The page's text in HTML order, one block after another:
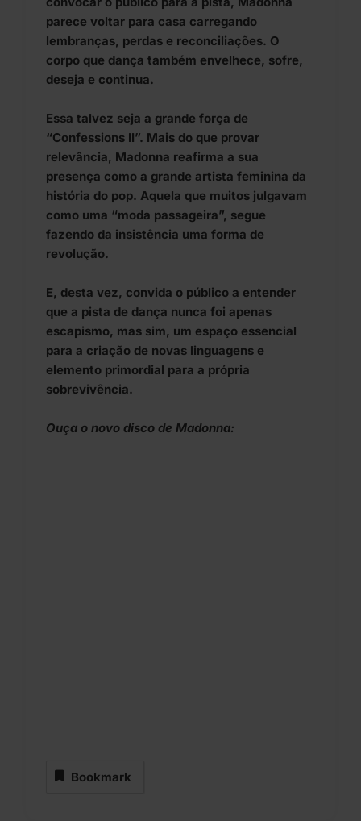
parece voltar para casa carregando
lembranças, perdas e reconciliações. O
corpo que dança também envelhece, sofre,
deseja e continua.
Essa talvez seja a grande força de
“Confessions II”. Mais do que provar
relevância, Madonna reafirma a sua
presença como a grande artista feminina da
história do pop. Aquela que muitos julgavam
como uma “moda passageira”, segue
fazendo da insistência uma forma de
revolução.
E, desta vez, convida o público a entender
que a pista de dança nunca foi apenas
escapismo, mas sim, um espaço essencial
para a criação de novas linguagens e
elemento primordial para a própria
sobrevivência.
Ouça o novo disco de Madonna:
Bookmark